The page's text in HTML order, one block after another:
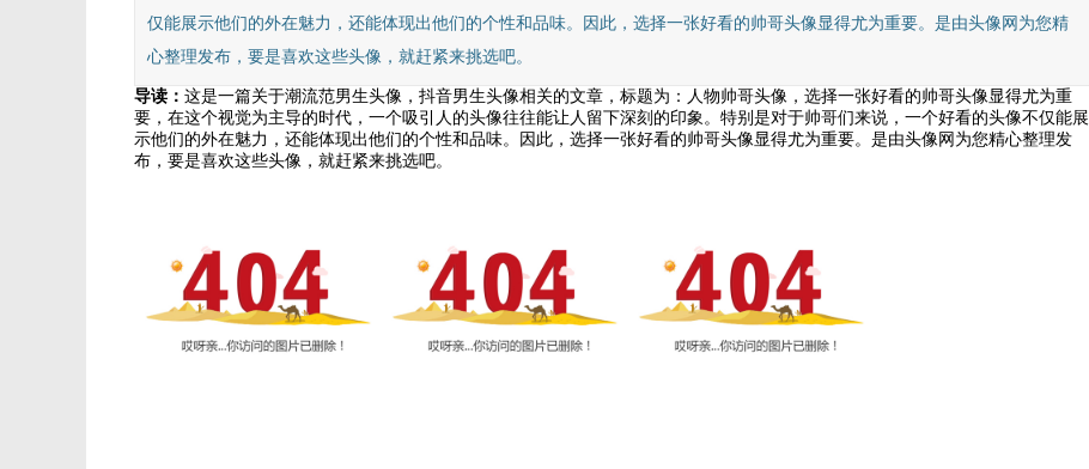
仅能展示他们的外在魅力，还能体现出他们的个性和品味。因此，选择一张好看的帅哥头像显得尤为重要。是由头像网为您精
心整理发布，要是喜欢这些头像，就赶紧来挑选吧。
导读： 这是一篇关于潮流范男生头像，抖音男生头像相关的文章，标题为：人物帅哥头像，选择一张好看的帅哥头像显得尤为重
要，在这个视觉为主导的时代，一个吸引人的头像往往能让人留下深刻的印象。特别是对于帅哥们来说，一个好看的头像不仅能展
示他们的外在魅力，还能体现出他们的个性和品味。因此，选择一张好看的帅哥头像显得尤为重要。是由头像网为您精心整理发
布，要是喜欢这些头像，就赶紧来挑选吧。